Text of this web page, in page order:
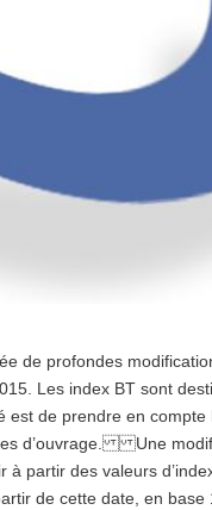
de profondes
Les index BT sont
de prendre en compte
d’ouvrage. Une
partir des valeurs
de cette date, en base